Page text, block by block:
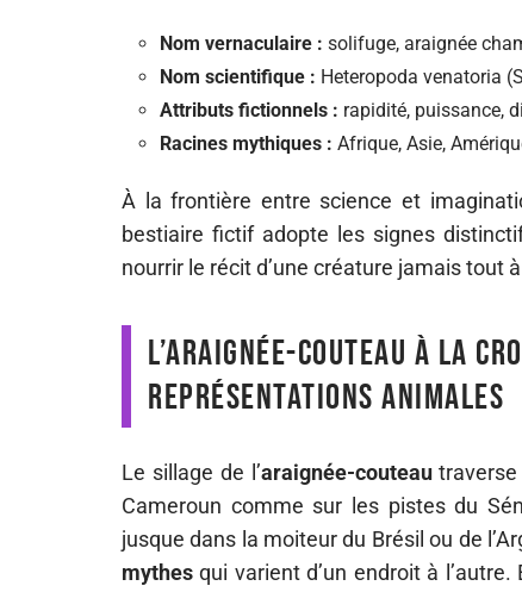
Nom vernaculaire : solifuge, araignée
Nom scientifique : Heteropoda venatoria
Attributs fictionnels : rapidité, puissance,
Racines mythiques : Afrique, Asie,
À la frontière entre science et
bestiaire fictif adopte les signes
nourrir le récit d’une créature jamais tout
L’araignée-couteau à la
représentations animales
Le sillage de l’araignée-couteautraverse
Cameroun comme sur les pistes du
jusque dans la moiteur du Brésil ou de
mythes qui varient d’un endroit à